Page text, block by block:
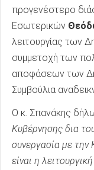
προγενέστερο
Εσωτερικών
λειτουργίας των
συμμετοχή των
αποφάσεων των
Συμβούλια
Ο κ. Σπανάκης
Κυβέρνησης δια
συνεργασία με
είναι η